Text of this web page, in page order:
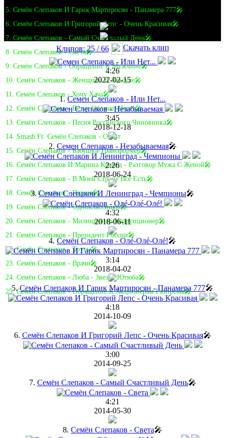
5. Семён Слепаков И Гарик Мартиросян - Панамера 777🎤
6. Семён Слепаков И Григорий Лепс - Очень Красивая🎤
7. Семён Слепаков - Самый Счастливый День🎤
8. Семён Слепаков - Света🎤
9. Семён Слепаков - Обращение К Мужчине🎤
10. Семён Слепаков - Женщина В Лексусе🎤
11. Семён Слепаков - Хочу Хача🎤
12. Семён Слепаков - Ветер Облачко Несёт🎤
13. Семён Слепаков - Песня Российского Чиновника🎤
14. Smash Ft. Семён Слепаков - Откат
15. Семён Слепаков - Бабушка-Трансформер🎤
16. Семён Слепаков И Марина Кравец - Разговор Мужа С Женой🎤
17. Семён Слепаков - В Моей Стране Все Есть🎤
18. Семён Слепаков - Париж🎤
19. Семён Слепаков - Одноклассники🎤
20. Семён Слепаков - Милиционер-Коррупционер🎤
21. Семён Слепаков - Президент России🎤
22. Семён Слепаков - Трусы🎤
23. Семён Слепаков - Врачи🎤
24. Семён Слепаков - Люба - Звезда Ютюба🎤
25. Семён Слепаков - Обращение К Акционерам Газпрома🎤
Клипов: 25 / 66 Скачать клип
4:26
2022-02-15
1. Семен Слепаков - Или Нет...
3:45
2018-12-18
2. Семен Слепаков - Незабываемая🎤
2:26
2018-06-24
3.Семён Слепаков И Ленинград - Чемпионы🎤
4:32
2018-06-11
4. Семён Слепаков - Олé-Олé-Олé!🎤
3:14
2018-04-02
5.Семён Слепаков И Гарик Мартиросян - Панамера 777🎤
4:18
2014-10-09
6. Семён Слепаков И Григорий Лепс - Очень Красивая🎤
3:00
2014-09-25
7. Семён Слепаков - Самый Счастливый День🎤
4:21
2014-05-30
8. Семён Слепаков - Света🎤